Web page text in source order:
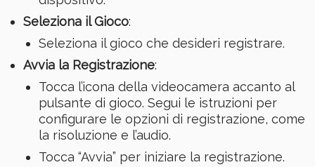
Seleziona il Gioco:
Seleziona il gioco che desideri registrare.
Avvia la Registrazione:
Tocca l’icona della videocamera accanto al
pulsante di gioco. Segui le istruzioni per
configurare le opzioni di registrazione, come
la risoluzione e l’audio.
Tocca “Avvia” per iniziare la registrazione.